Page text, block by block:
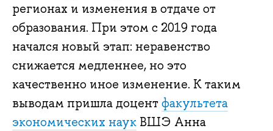
регионах и изменения в отдаче от
образования. При этом с 2019 года
начался новый этап: неравенство
снижается медленнее, но это
качественно иное изменение. К таким
выводам пришла доцентфакультета
экономических наук ВШЭ Анна